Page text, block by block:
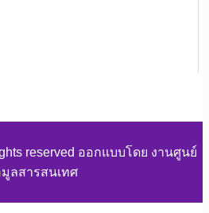
reserved ออกแบบโดย งานศูนย์
ลสารสนเทศ